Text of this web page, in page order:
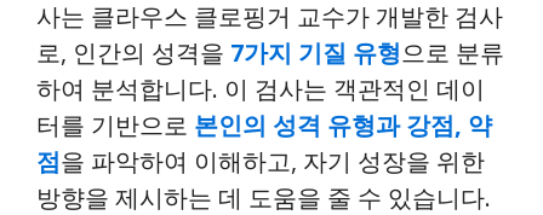
사는 클라우스 클로핑거 교수가 개발한 검사
로, 인간의 성격을 7가지 기질 유형으로 분류
하여 분석합니다. 이 검사는 객관적인 데이
터를 기반으로 본인의 성격 유형과 강점, 약
점을 파악하여 이해하고, 자기 성장을 위한
방향을 제시하는 데 도움을 줄 수 있습니다.